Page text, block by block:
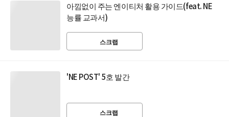
아낌없이 주는 엔이티처 활용 가이드(feat. NE
능률 교과서)
스크랩
'NE POST' 5호 발간
스크랩